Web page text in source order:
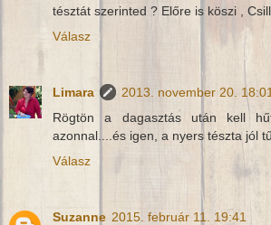
tésztát szerinted ? Előre is köszi ,
Válasz
Limara
2013. november 20. 18:01
Rögtön a dagasztás után kell
azonnal....és igen, a nyers tészta jól
Válasz
Suzanne 2015. február 11. 19:41